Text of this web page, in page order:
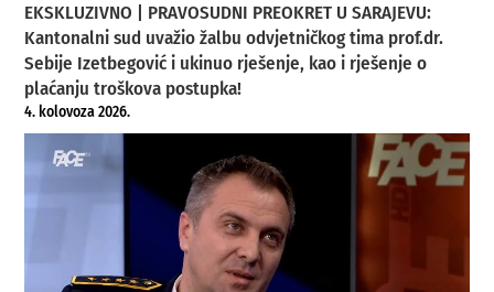
EKSKLUZIVNO | PRAVOSUDNI PREOKRET U SARAJEVU:
Kantonalni sud uvažio žalbu odvjetničkog tima prof.dr.
Sebije Izetbegović i ukinuo rješenje, kao i rješenje o
plaćanju troškova postupka!
4. kolovoza 2026.